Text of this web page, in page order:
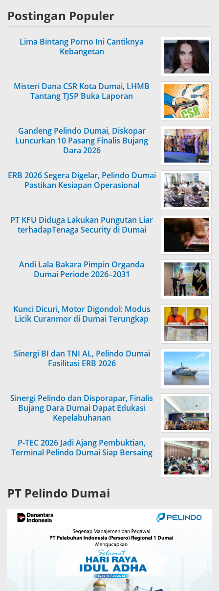
Postingan Populer
Lima Bintang Porno Ini Cantiknya
Kebangetan
Misteri Dana CSR Kota Dumai, LHMB
Tantang TJSP Buka Laporan
Gandeng Pelindo Dumai, Diskopar
Luncurkan 10 Pasang Finalis Bujang
Dara 2026
ERB 2026 Segera Digelar, Pelindo Dumai
Pastikan Kesiapan Operasional
PT KFU Diduga Lakukan Pungutan Liar
terhadapTenaga Security di Dumai
Andi Lala Bakara Pimpin Organda
Dumai Periode 2026–2031
Kunci Dicuri, Motor Digondol: Modus
Licik Curanmor di Dumai Terungkap
Sinergi BI dan TNI AL, Pelindo Dumai
Fasilitasi ERB 2026
Sinergi Pelindo dan Disporapar, Finalis
Bujang Dara Dumai Dapat Edukasi
Kepelabuhanan
P-TEC 2026 Jadi Ajang Pembuktian,
Terminal Pelindo Dumai Siap Bersaing
PT Pelindo Dumai